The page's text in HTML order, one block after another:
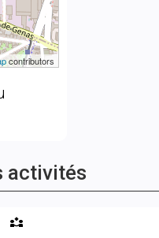
contributors
activités
